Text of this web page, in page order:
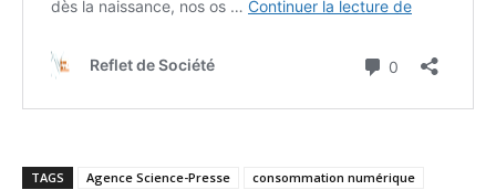
TAGS Agence Science-Presse consommation numérique